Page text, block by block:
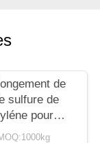
de
sulfure de
pour
à haute